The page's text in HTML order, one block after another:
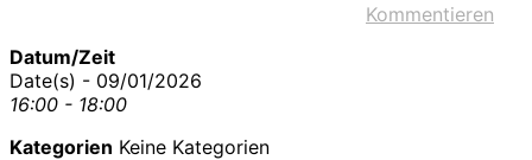
Kommentieren
Datum/Zeit
Date(s) - 09/01/2026
16:00 - 18:00
Kategorien Keine Kategorien